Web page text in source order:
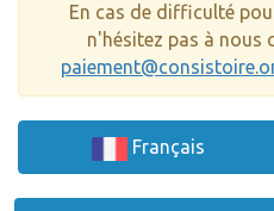
En cas de difficulté
n'hésitez pas à nous
Français